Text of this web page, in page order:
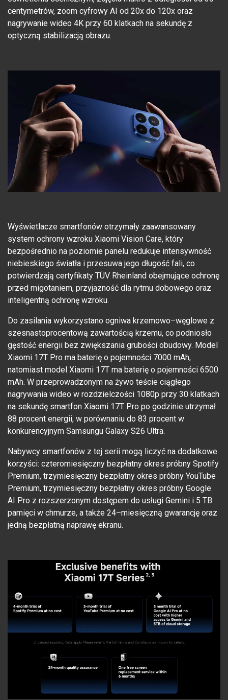
centymetrów, zoom cyfrowy AI od 20x do 120x oraz
nagrywanie wideo 4K przy 60 klatkach na sekundę z
optyczną stabilizacją obrazu.
Wyświetlacze smartfonów otrzymały zaawansowany
system ochrony wzroku Xiaomi Vision Care, który
bezpośrednio na poziomie panelu redukuje intensywność
niebieskiego światła i przesuwa jego długość fali, co
potwierdzają certyfikaty TÜV Rheinland obejmujące ochronę
przed migotaniem, przyjazność dla rytmu dobowego oraz
inteligentną ochronę wzroku.
Do zasilania wykorzystano ogniwa krzemowo–węglowe z
szesnastoprocentową zawartością krzemu, co podniosło
gęstość energii bez zwiększania grubości obudowy. Model
Xiaomi 17T Pro ma baterię o pojemności 7000 mAh,
natomiast model Xiaomi 17T ma baterię o pojemności 6500
mAh. W przeprowadzonym na żywo teście ciągłego
nagrywania wideo w rozdzielczości 1080p przy 30 klatkach
na sekundę smartfon Xiaomi 17T Pro po godzinie utrzymał
88 procent energii, w porównaniu do 83 procent w
konkurencyjnym Samsungu Galaxy S26 Ultra.
Nabywcy smartfonów z tej serii mogą liczyć na dodatkowe
korzyści: czteromiesięczny bezpłatny okres próbny Spotify
Premium, trzymiesięczny bezpłatny okres próbny YouTube
Premium, trzymiesięczny bezpłatny okres próbny Google
AI Pro z rozszerzonym dostępem do usługi Gemini i 5 TB
pamięci w chmurze, a także 24–miesięczną gwarancję oraz
jedną bezpłatną naprawę ekranu.